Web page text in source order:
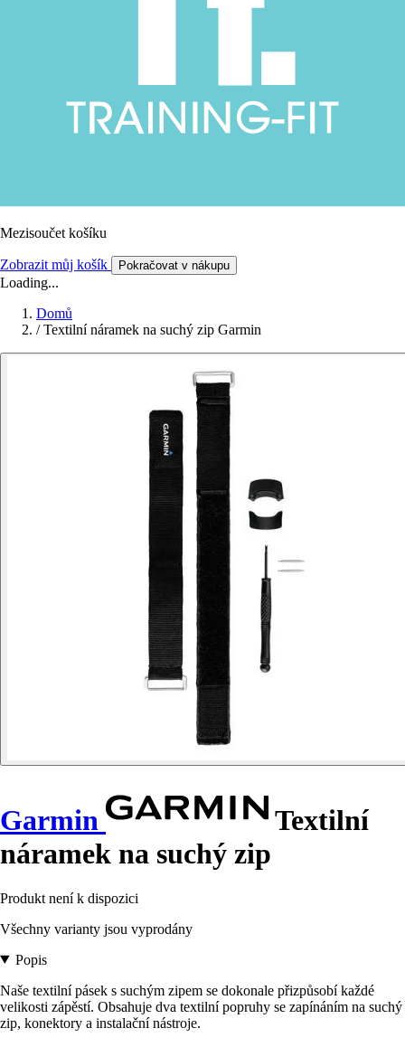
Mezisoučet košíku
Zobrazit můj košík Pokračovat v nákupu
Loading...
Domů
/ Textilní náramek na suchý zip Garmin
Garmin
Textilní
náramek na suchý zip
Produkt není k dispozici
Všechny varianty jsou vyprodány
Popis
Naše textilní pásek s suchým zipem se dokonale přizpůsobí každé
velikosti zápěstí. Obsahuje dva textilní popruhy se zapínáním na suchý
zip, konektory a instalační nástroje.